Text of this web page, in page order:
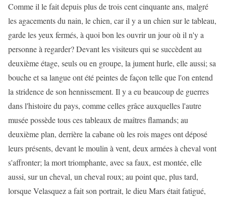
Comme il le fait depuis plus de trois cent cinquante ans, malgré
les agacements du nain, le chien, car il y a un chien sur le tableau,
garde les yeux fermés, à quoi bon les ouvrir un jour où il n'y a
personne à regarder? Devant les visiteurs qui se succèdent au
deuxième étage, seuls ou en groupe, la jument hurle, elle aussi; sa
bouche et sa langue ont été peintes de façon telle que l'on entend
la stridence de son hennissement. Il y a eu beaucoup de guerres
dans l'histoire du pays, comme celles grâce auxquelles l'autre
musée possède tous ces tableaux de maîtres flamands; au
deuxième plan, derrière la cabane où les rois mages ont déposé
leurs présents, devant le moulin à vent, deux armées à cheval vont
s'affronter; la mort triomphante, avec sa faux, est montée, elle
aussi, sur un cheval, un cheval roux; au point que, plus tard,
lorsque Velasquez a fait son portrait, le dieu Mars était fatigué,